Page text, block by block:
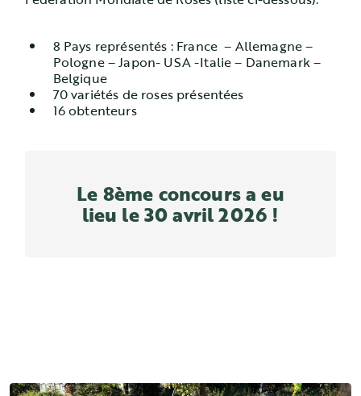
8 Pays représentés : France – Allemagne –
Pologne – Japon- USA -Italie – Danemark –
Belgique
70 variétés de roses présentées
16 obtenteurs
Le 8ème concours a eu
lieu le 30 avril 2026 !